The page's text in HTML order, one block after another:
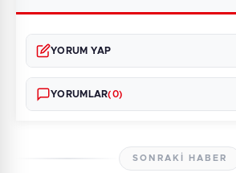
YORUM YAP
YORUMLAR(0)
SONRAKI HABER